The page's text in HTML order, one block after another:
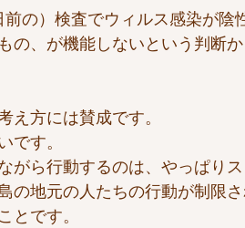
の）検査でウィルス感染が陰
の、が機能しないという判断
え方には賛成です。
です。
がら行動するのは、やっぱり
の地元の人たちの行動が制限
とです。